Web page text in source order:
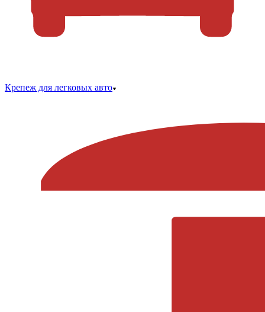
Крепеж для легковых авто